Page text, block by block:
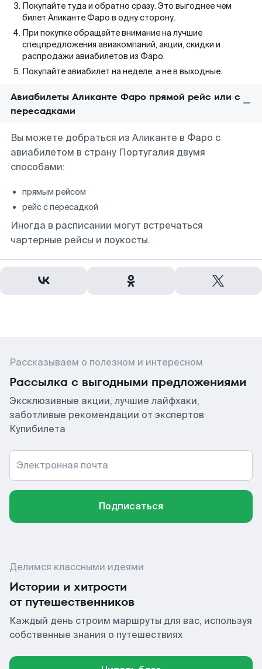
Покупайте туда и обратно сразу. Это выгоднее чем
билет Аликанте Фаро в одну сторону.
При покупке обращайте внимание на лучшие
спецпредложения авиакомпаний, акции, скидки и
распродажи авиабилетов из Фаро.
Покупайте авиабилет на неделе, а не в выходные.
Авиабилеты Аликанте Фаро прямой рейс или с
пересадками
Вы можете добраться из Аликанте в Фаро с
авиабилетом в страну Португалия двумя
способами:
прямым рейсом
рейс с пересадкой
Иногда в расписании могут встречаться
чартерные рейсы и лоукосты.
Рассказываем о полезном и интересном
Рассылка с выгодными предложениями
Эксклюзивные акции, лучшие лайфхаки,
заботливые рекомендации от экспертов
Купибилета
Электронная почта
Подписаться
Делимся классными идеями
Истории и хитрости
от путешественников
Каждый день строим маршруты для вас, используя
собственные знания о путешествиях